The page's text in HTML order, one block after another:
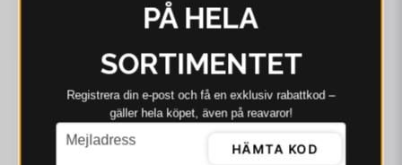
ARVIDSSONS
Arvidssons Naturens
Lycka grön runt
grytunderlägg
ARVIDSSONS
Arvidssons Skogsälvan
offwhite/grön runt
grytunderlägg
285 kr
185 kr
PÅ HELA
SORTIMENTET
Registrera din e‑post och få en exklusiv rabattkod –
gäller hela köpet, även på reavaror!
email
Mejladress
HÄMTA KOD